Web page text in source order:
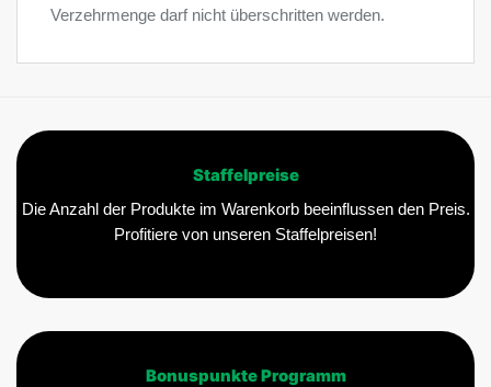
Verzehrmenge darf nicht überschritten werden.
Staffelpreise
Die Anzahl der Produkte im Warenkorb beeinflussen den Preis.
Profitiere von unseren Staffelpreisen!
Bonuspunkte Programm